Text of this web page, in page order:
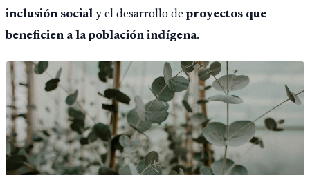
inclusión social y el desarrollo de proyectos que
beneficien a la población indígena.